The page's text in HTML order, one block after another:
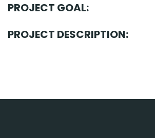
PROJECT GOAL:
PROJECT DESCRIPTION: